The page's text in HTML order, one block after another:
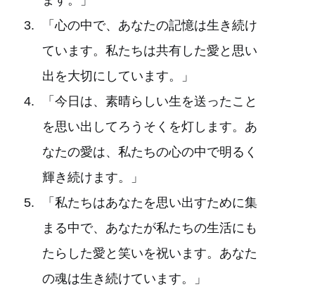
「心の中で、あなたの記憶は生き続け
ています。私たちは共有した愛と思い
出を大切にしています。」
「今日は、素晴らしい生を送ったこと
を思い出してろうそくを灯します。あ
なたの愛は、私たちの心の中で明るく
輝き続けます。」
「私たちはあなたを思い出すために集
まる中で、あなたが私たちの生活にも
たらした愛と笑いを祝います。あなた
の魂は生き続けています。」